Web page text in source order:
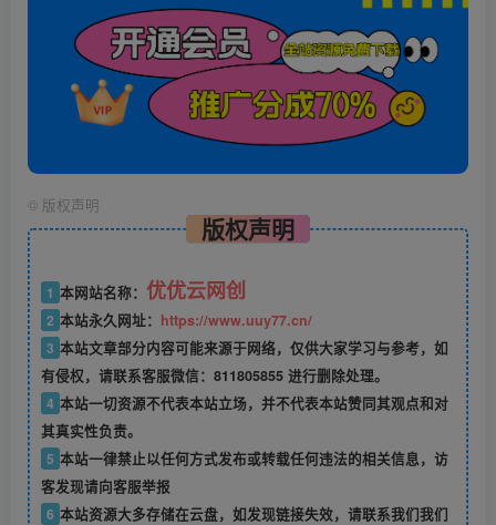
© 版权声明
版权声明
1 本网站名称： 优优云网创
2 本站永久网址： https://www.uuy77.cn/
3 本站文章部分内容可能来源于网络，仅供大家学习与参考，如
有侵权，请联系客服微信：811805855 进行删除处理。
4 本站一切资源不代表本站立场，并不代表本站赞同其观点和对
其真实性负责。
5 本站一律禁止以任何方式发布或转载任何违法的相关信息，访
客发现请向客服举报
6 本站资源大多存储在云盘，如发现链接失效，请联系我们我们